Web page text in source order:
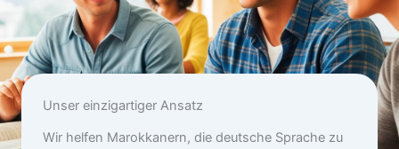
Unser einzigartiger Ansatz
Wir helfen Marokkanern, die deutsche Sprache zu